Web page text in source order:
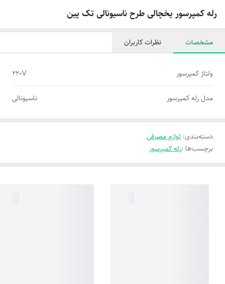
رله کمپرسور یخچالی طرح ناسیونالی تک پین
مشخصات نظرات کاربران
ولتاژ کمپرسور ۲۲۰V
مدل رله کمپرسور ناسیونالی
دسته‌بندی: لوازم مصرفی
برچسب‌ها :رله کمپرسور